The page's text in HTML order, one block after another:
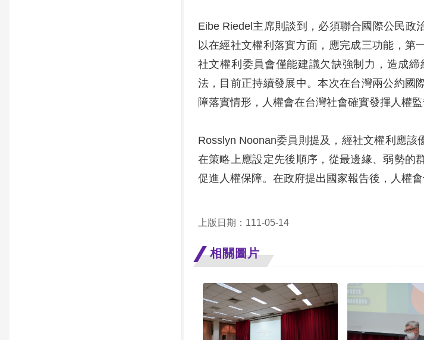
Eibe Riedel主席則談到，必須聯合國際公民
以在經社文權利落實方面，應完成三功能，
社文權利委員會僅能建議欠缺強制力，造成
法，目前正持續發展中。本次在台灣兩公約國
障落實情形，人權會在台灣社會確實發揮人權監
Rosslyn Noonan委員則提及，經社文權利應
在策略上應設定先後順序，從最邊緣、弱勢的
促進人權保障。在政府提出國家報告後，人權
上版日期：111-05-14
相關圖片